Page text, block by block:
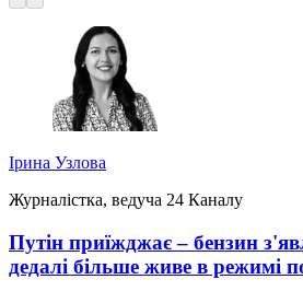
Ірина Узлова
Журналістка, ведуча 24 Каналу
Путін приїжджає – бензин
дедалі більше живе в режимі